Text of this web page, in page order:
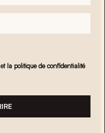
et la politique de confidentialité